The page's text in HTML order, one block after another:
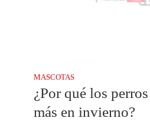
MASCOTAS
¿Por qué los
más en invierno?